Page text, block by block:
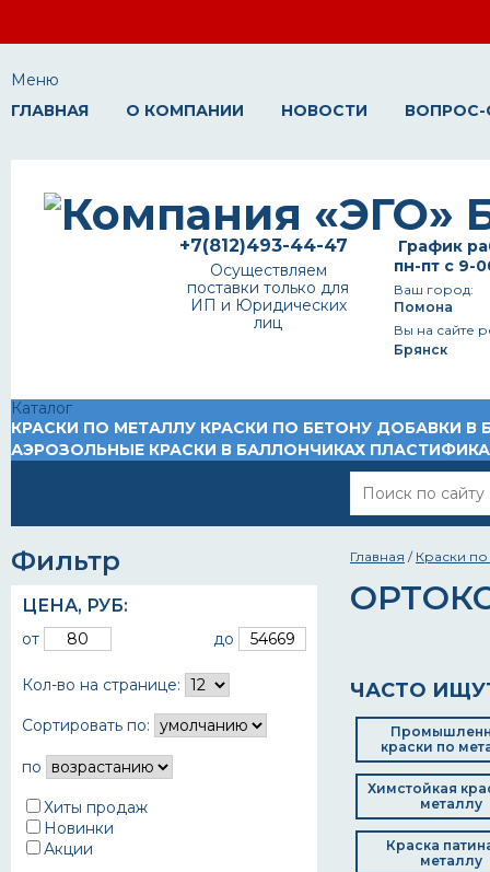
Меню
ГЛАВНАЯ
О КОМПАНИИ НОВОСТИ ВОПРОС-
График
пн-пт с 9-
Ваш город:
Помона
Вы на сайте
Брянск
+7(812)493-44-47
Осуществляем
поставки только для
ИП и Юридических
лиц
Каталог
КРАСКИ ПО МЕТАЛЛУ КРАСКИ ПО БЕТОНУ ДОБАВКИ В
АЭРОЗОЛЬНЫЕ КРАСКИ В БАЛЛОНЧИКАХ
Фильтр
ЦЕНА, РУБ:
от до
Кол-во на странице:
Сортировать по:
по
Хиты продаж
Новинки
Акции
Главная / Краски
ЧАСТО
краски по
Химстойкая
металлу
Краска
металлу